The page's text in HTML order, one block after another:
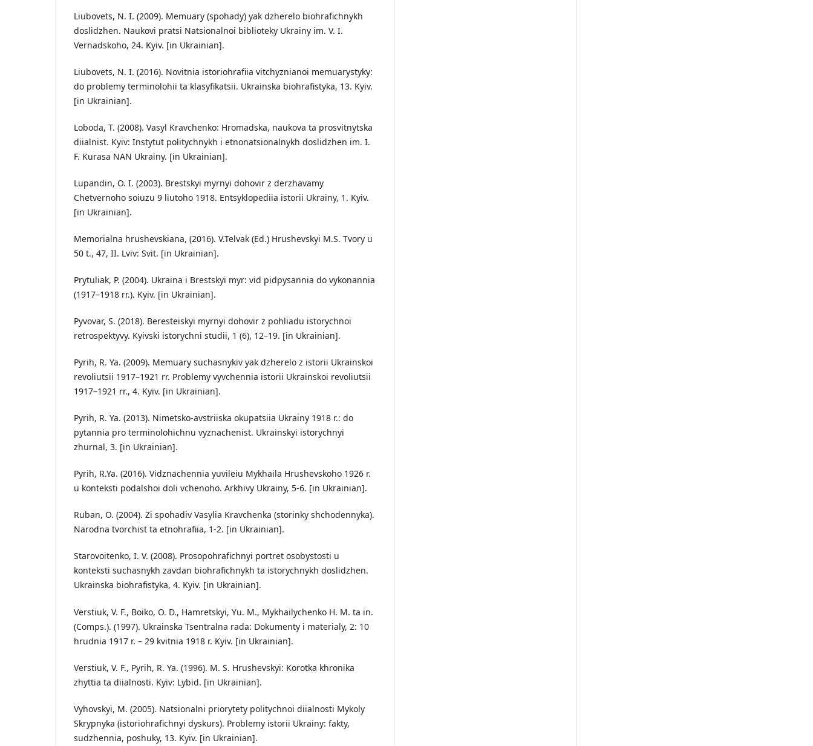
Liubovets, N. I. (2009). Memuary (spohady) yak dzherelo biohrafichnykh
doslidzhen. Naukovi pratsi Natsionalnoi biblioteky Ukrainy im. V. I.
Vernadskoho, 24. Kyiv. [in Ukrainian].
Liubovets, N. I. (2016). Novitnia istoriohrafiia vitchyznianoi memuarystyky:
do problemy terminolohii ta klasyfikatsii. Ukrainska biohrafistyka, 13. Kyiv.
[in Ukrainian].
Loboda, T. (2008). Vasyl Kravchenko: Hromadska, naukova ta prosvitnytska
diialnist. Kyiv: Instytut politychnykh i etnonatsionalnykh doslidzhen im. I.
F. Kurasa NAN Ukrainy. [in Ukrainian].
Lupandin, O. I. (2003). Brestskyi myrnyi dohovir z derzhavamy
Chetvernoho soiuzu 9 liutoho 1918. Entsyklopediia istorii Ukrainy, 1. Kyiv.
[in Ukrainian].
Memorialna hrushevskiana, (2016). V.Telvak (Ed.) Hrushevskyi M.S. Tvory u
50 t., 47, II. Lviv: Svit. [in Ukrainian].
Prytuliak, P. (2004). Ukraina i Brestskyi myr: vid pidpysannia do vykonannia
(1917–1918 rr.). Kyiv. [in Ukrainian].
Pyvovar, S. (2018). Beresteiskyi myrnyi dohovir z pohliadu istorychnoi
retrospektyvy. Kyivski istorychni studii, 1 (6), 12–19. [in Ukrainian].
Pyrih, R. Ya. (2009). Memuary suchasnykiv yak dzherelo z istorii Ukrainskoi
revoliutsii 1917–1921 rr. Problemy vyvchennia istorii Ukrainskoi revoliutsii
1917–1921 rr., 4. Kyiv. [in Ukrainian].
Pyrih, R. Ya. (2013). Nimetsko-avstriiska okupatsiia Ukrainy 1918 r.: do
pytannia pro terminolohichnu vyznachenist. Ukrainskyi istorychnyi
zhurnal, 3. [in Ukrainian].
Pyrih, R.Ya. (2016). Vidznachennia yuvileiu Mykhaila Hrushevskoho 1926 r.
u konteksti podalshoi doli vchenoho. Arkhivy Ukrainy, 5-6. [in Ukrainian].
Ruban, O. (2004). Zi spohadiv Vasylia Kravchenka (storinky shchodennyka).
Narodna tvorchist ta etnohrafiia, 1-2. [in Ukrainian].
Starovoitenko, I. V. (2008). Prosopohrafichnyi portret osobystosti u
konteksti suchasnykh zavdan biohrafichnykh ta istorychnykh doslidzhen.
Ukrainska biohrafistyka, 4. Kyiv. [in Ukrainian].
Verstiuk, V. F., Boiko, O. D., Hamretskyi, Yu. M., Mykhailychenko H. M. ta in.
(Comps.). (1997). Ukrainska Tsentralna rada: Dokumenty i materialy, 2: 10
hrudnia 1917 r. – 29 kvitnia 1918 r. Kyiv. [in Ukrainian].
Verstiuk, V. F., Pyrih, R. Ya. (1996). M. S. Hrushevskyi: Korotka khronika
zhyttia ta diialnosti. Kyiv: Lybid. [in Ukrainian].
Vyhovskyi, M. (2005). Natsionalni priorytety politychnoi diialnosti Mykoly
Skrypnyka (istoriohrafichnyi dyskurs). Problemy istorii Ukrainy: fakty,
sudzhennia, poshuky, 13. Kyiv. [in Ukrainian].